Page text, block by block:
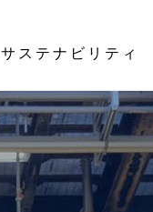
サステナビリティ